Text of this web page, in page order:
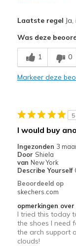
Breathe Well
Comfortable
Width
View On Shoes
Laatste regel
Was deze
1 0
Markeer deze
5
I would buy
Ingezonden 3
Door Shiela
van New York
Describe Yourself
Beoordeeld op
skechers.com
opmerkingen
I tried this today
the shoes I need
the arch support
clouds!